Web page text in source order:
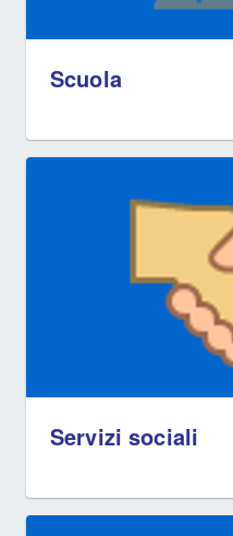
Scuola
Servizi sociali